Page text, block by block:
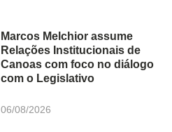
Marcos Melchior assume
Relações Institucionais de
Canoas com foco no diálogo
com o Legislativo
06/08/2026